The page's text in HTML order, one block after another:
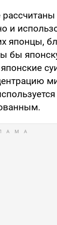
и
японцы,
бы